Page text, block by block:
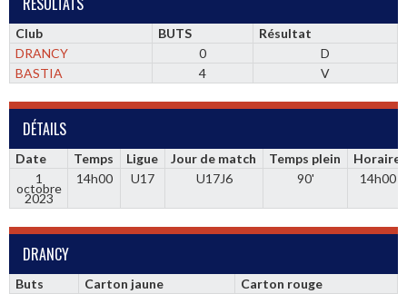
Club BUTS
Résultat
DRANCY
0
D
BASTIA
4 V
DÉTAILS
Date Temps Ligue Jour de match Temps plein
Horaire
1
octobre
2023
14h00 U17 U17J6 90' 14h00
DRANCY
Buts Carton jaune
Carton rouge